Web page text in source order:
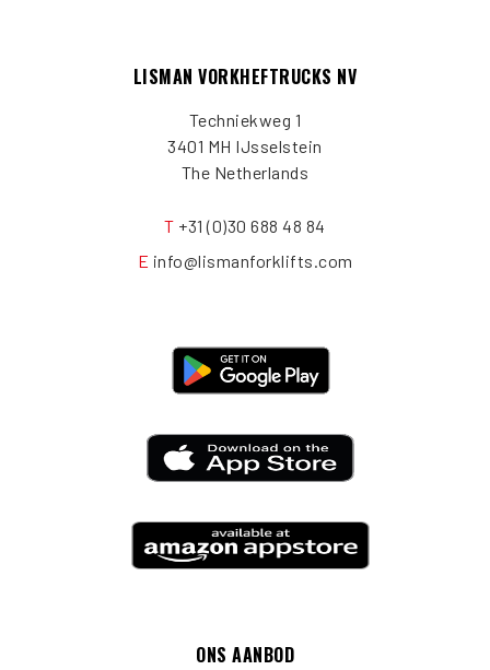
LISMAN VORKHEFTRUCKS NV
Techniekweg 1
3401 MH IJsselstein
The Netherlands
T +31 (0)30 688 48 84
E info@lismanforklifts.com
ONS AANBOD